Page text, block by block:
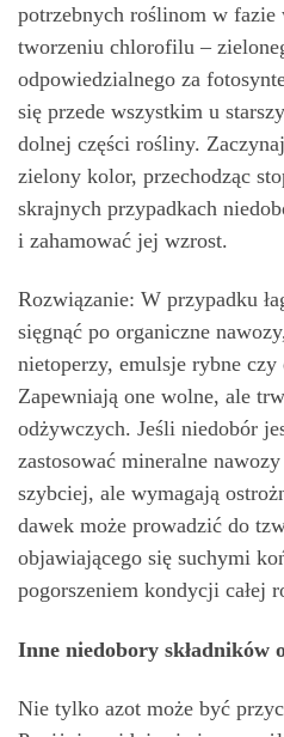
potrzebnych roślinom w
tworzeniu chlorofilu –
odpowiedzialnego za
się przede wszystkim u
dolnej części rośliny.
zielony kolor, przechodząc
skrajnych przypadkach
i zahamować jej wzrost.
Rozwiązanie: W przypadku
sięgnąć po organiczne
nietoperzy, emulsje rybne
Zapewniają one wolne, ale
odżywczych. Jeśli niedobór
zastosować mineralne
szybciej, ale wymagają
dawek może prowadzić do
objawiającego się suchymi
pogorszeniem kondycji całej
Inne niedobory składników
Nie tylko azot może być